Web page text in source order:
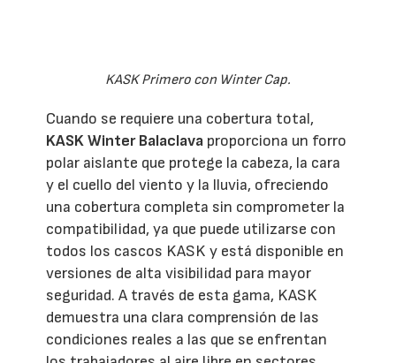
KASK Primero con Winter Cap.
Cuando se requiere una cobertura total,
KASK Winter Balaclava proporciona un forro
polar aislante que protege la cabeza, la cara
y el cuello del viento y la lluvia, ofreciendo
una cobertura completa sin comprometer la
compatibilidad, ya que puede utilizarse con
todos los cascos KASK y está disponible en
versiones de alta visibilidad para mayor
seguridad. A través de esta gama, KASK
demuestra una clara comprensión de las
condiciones reales a las que se enfrentan